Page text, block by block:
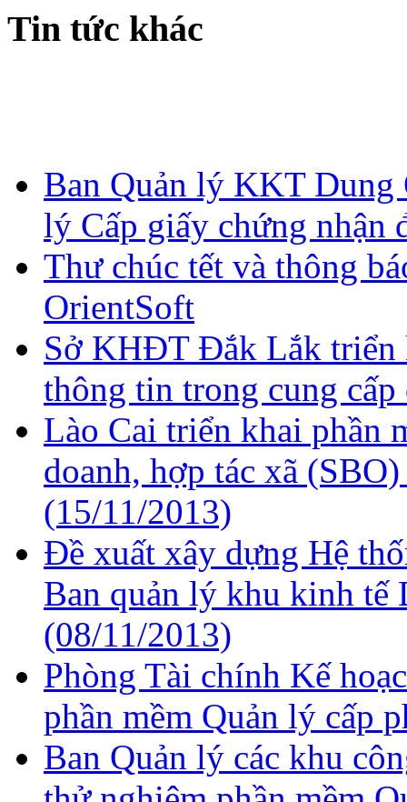
Tin tức khác
Ban Quản lý KKT Dung
lý Cấp giấy chứng nhận
Thư chúc tết và thông
OrientSoft
Sở KHĐT Đắk Lắk triển
thông tin trong cung
Lào Cai triển khai phần
doanh, hợp tác xã
(15/11/2013)
Đề xuất xây dựng Hệ
Ban quản lý khu kinh tế
(08/11/2013)
Phòng Tài chính Kế
phần mềm Quản lý cấp
Ban Quản lý các khu